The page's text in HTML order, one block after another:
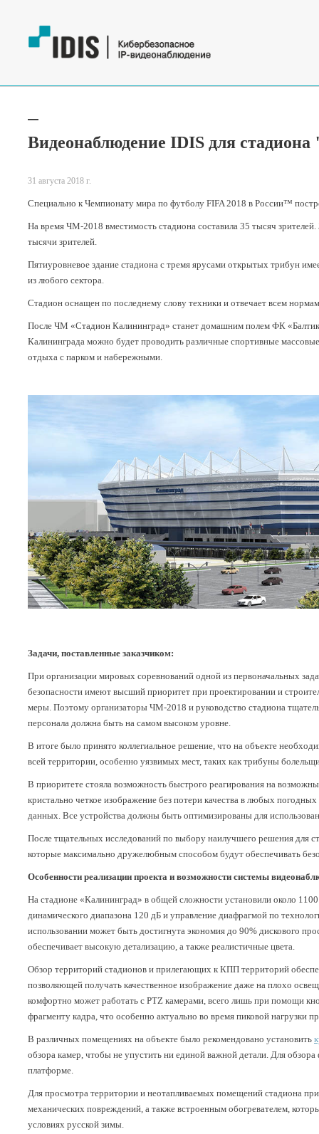
Видеонаблюдение IDIS для
31 августа 2018 г.
Специально к Чемпионату мира по футболу FIFA 2018 в России™
На время ЧМ-2018 вместимость стадиона составила 35 тысяч
тысячи зрителей.
Пятиуровневое здание стадиона с тремя ярусами открытых трибун
из любого сектора.
Стадион оснащен по последнему слову техники и отвечает всем
После ЧМ «Стадион Калининград» станет домашним полем ФК
Калининграда можно будет проводить различные спортивные
отдыха с парком и набережными.
Задачи, поставленные заказчиком:
При организации мировых соревнований одной из первоначальных
безопасности имеют высший приоритет при проектировании и
меры. Поэтому организаторы ЧМ-2018 и руководство стадиона
персонала должна быть на самом высоком уровне.
В итоге было принято коллегиальное решение, что на объекте
всей территории, особенно уязвимых мест, таких как трибуны
В приоритете стояла возможность быстрого реагирования на
кристально четкое изображение без потери качества в любых
данных. Все устройства должны быть оптимизированы для
После тщательных исследований по выбору наилучшего решения для
которые максимально дружелюбным способом будут обеспечивать
Особенности реализации проекта и возможности системы
На стадионе «Калининград» в общей сложности установили около
динамического диапазона 120 дБ и управление диафрагмой по
использовании может быть достигнута экономия до 90% дискового
обеспечивает высокую детализацию, а также реалистичные цвета.
Обзор территорий стадионов и прилегающих к КПП территорий
позволяющей получать качественное изображение даже на плохо
комфортно может работать с PTZ камерами, всего лишь при помощи
фрагменту кадра, что особенно актуально во время пиковой нагрузки
В различных помещениях на объекте было рекомендовано установить
обзора камер, чтобы не упустить ни единой важной детали. Для
платформе.
Для просмотра территории и неотапливаемых помещений стадиона
механических повреждений, а также встроенным обогревателем,
условиях русской зимы.